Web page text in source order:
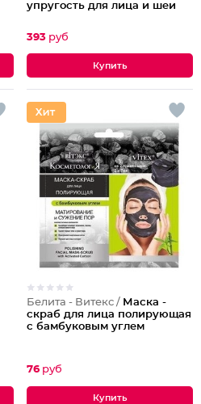
упругость для лица и шеи
393 руб
Белита - Витекс / Маска -
скраб для лица полирующая
с бамбуковым углем
76 руб